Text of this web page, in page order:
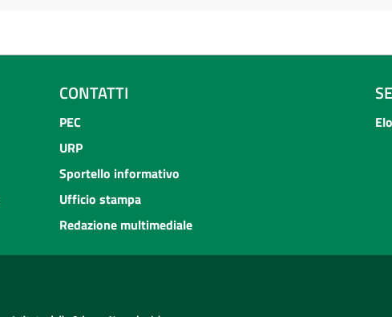
CONTATTI
PEC
URP
Sportello informativo
Ufficio stampa
Redazione multimediale